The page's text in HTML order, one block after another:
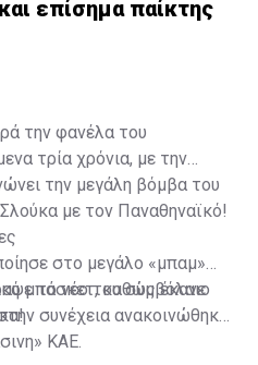
με φίλους των
"παρών" στο πρώτο
Ολυμπιακού το φετινό
και να κλέβουν
και με συνθήματα κατά
οπαδούς να καταφέρονται
ερυθρολεύκων λίγο πριν
2-3 φορές κατά τη
επίσημα παίκτης
την φανέλα του
τρία χρόνια, με την
την μεγάλη βόμβα του
με τον Παναθηναϊκό!
στο μεγάλο «μπαμ»
μπάσκετ, καθώς έκανε
το νέο του συμβόλαιο
συνέχεια ανακοινώθηκε
ΚΑΕ.